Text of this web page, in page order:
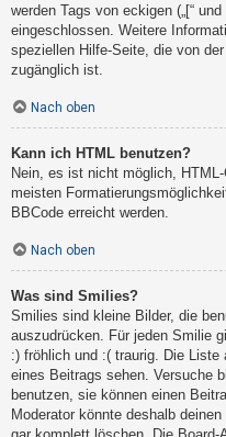
werden Tags von eckigen („[“
eingeschlossen. Weitere
speziellen Hilfe-Seite, die von
zugänglich ist.
Nach oben
Kann ich HTML benutzen?
Nein, es ist nicht möglich,
meisten
BBCode erreicht werden.
Nach oben
Was sind Smilies?
Smilies sind kleine Bilder, die
auszudrücken. Für jeden Smilie
:) fröhlich und :( traurig. Die
eines Beitrags sehen. Versuche
benutzen, sie können einen
Moderator könnte deshalb